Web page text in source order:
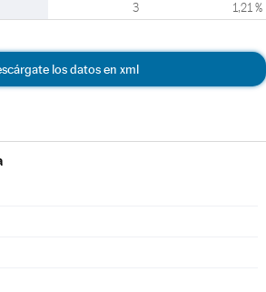
3 1,21 %
los datos en xml